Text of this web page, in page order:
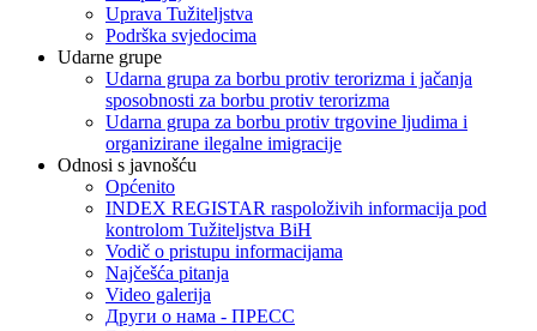
Uprava Tužiteljstva
Podrška svjedocima
Udarne grupe
Udarna grupa za borbu protiv terorizma i jačanja
sposobnosti za borbu protiv terorizma
Udarna grupa za borbu protiv trgovine ljudima i
organizirane ilegalne imigracije
Odnosi s javnošću
Općenito
INDEX REGISTAR raspoloživih informacija pod
kontrolom Tužiteljstva BiH
Vodič o pristupu informacijama
Najčešća pitanja
Video galerija
Други о нама - ПРЕСC